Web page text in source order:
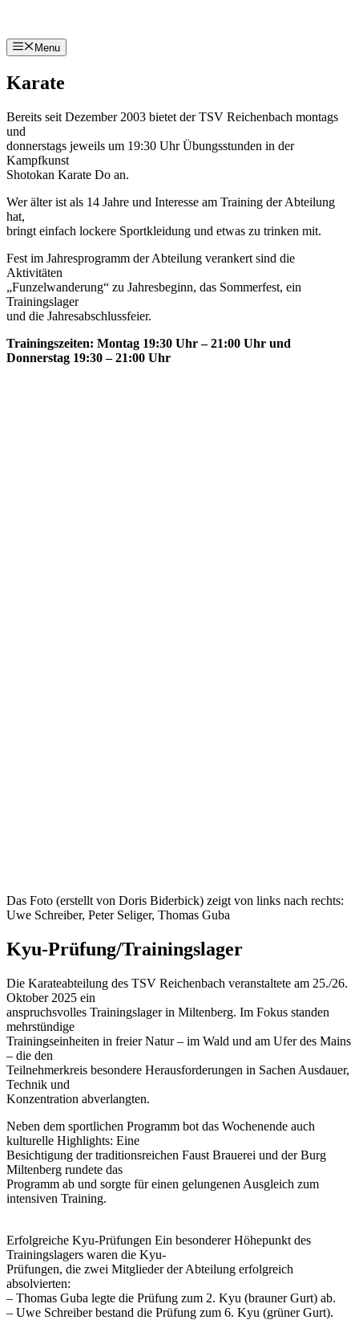
springenMenu
Karate
Bereits seit Dezember 2003 bietet der TSV Reichenbach montags
und
donnerstags jeweils um 19:30 Uhr Übungsstunden in der
Kampfkunst
Shotokan Karate Do an.
Wer älter ist als 14 Jahre und Interesse am Training der Abteilung
hat,
bringt einfach lockere Sportkleidung und etwas zu trinken mit.
Fest im Jahresprogramm der Abteilung verankert sind die
Aktivitäten
„Funzelwanderung“ zu Jahresbeginn, das Sommerfest, ein
Trainingslager
und die Jahresabschlussfeier.
Trainingszeiten: Montag 19:30 Uhr – 21:00 Uhr und
Donnerstag 19:30 – 21:00 Uhr
Das Foto (erstellt von Doris Biderbick) zeigt von links nach rechts:
Uwe Schreiber, Peter Seliger, Thomas Guba
Kyu-Prüfung/Trainingslager
Die Karateabteilung des TSV Reichenbach veranstaltete am 25./26.
Oktober 2025 ein
anspruchsvolles Trainingslager in Miltenberg. Im Fokus standen
mehrstündige
Trainingseinheiten in freier Natur – im Wald und am Ufer des Mains
– die den
Teilnehmerkreis besondere Herausforderungen in Sachen Ausdauer,
Technik und
Konzentration abverlangten.
Neben dem sportlichen Programm bot das Wochenende auch
kulturelle Highlights: Eine
Besichtigung der traditionsreichen Faust Brauerei und der Burg
Miltenberg rundete das
Programm ab und sorgte für einen gelungenen Ausgleich zum
intensiven Training.
Erfolgreiche Kyu-Prüfungen Ein besonderer Höhepunkt des
Trainingslagers waren die Kyu-
Prüfungen, die zwei Mitglieder der Abteilung erfolgreich
absolvierten:
– Thomas Guba legte die Prüfung zum 2. Kyu (brauner Gurt) ab.
– Uwe Schreiber bestand die Prüfung zum 6. Kyu (grüner Gurt).